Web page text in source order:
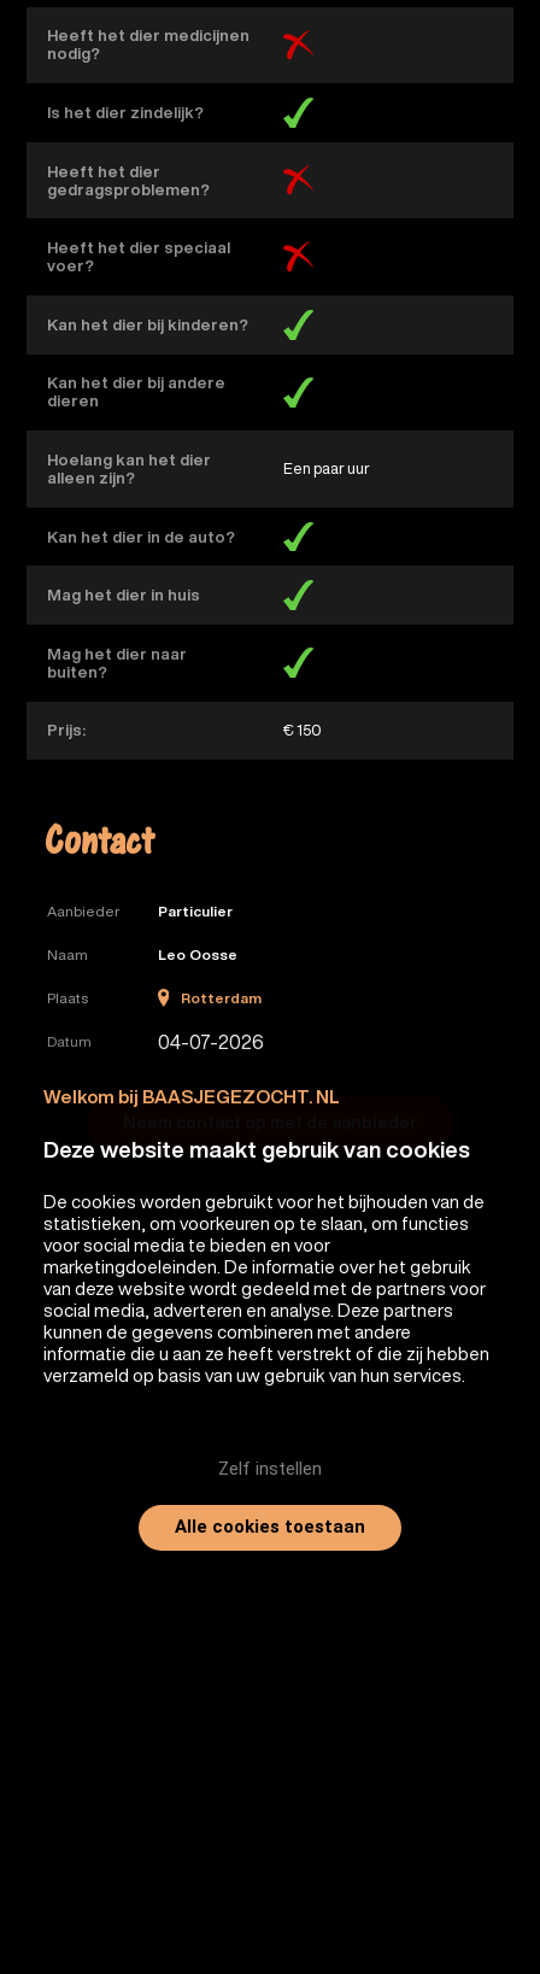
Welkom bij BAASJEGEZOCHT. NL
Deze website maakt gebruik van cookies
De cookies worden gebruikt voor het bijhouden van de
statistieken, om voorkeuren op te slaan, om functies
voor social media te bieden en voor
marketingdoeleinden. De informatie over het gebruik
van deze website wordt gedeeld met de partners voor
social media, adverteren en analyse. Deze partners
kunnen de gegevens combineren met andere
informatie die u aan ze heeft verstrekt of die zij hebben
verzameld op basis van uw gebruik van hun services.
Zelf instellen
Alle cookies toestaan
Heeft het dier medicijnen
nodig?
Is het dier zindelijk?
Heeft het dier
gedragsproblemen?
Heeft het dier speciaal
voer?
Kan het dier bij kinderen?
Kan het dier bij andere
dieren
Hoelang kan het dier
alleen zijn?
een paar uur
Kan het dier in de auto?
Mag het dier in huis
Mag het dier naar
buiten?
Prijs: € 150
Contact
Aanbieder Particulier
Naam Leo Oosse
Plaats Rotterdam
Datum 04-07-2026